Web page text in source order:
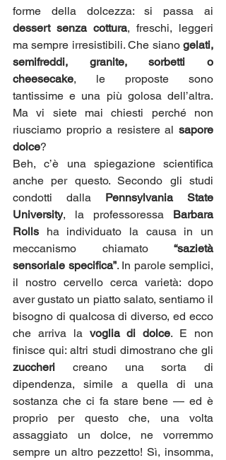
dessert senza cottura, freschi, leggeri
ma sempre irresistibili. Che siano gelati,
semifreddi, granite, sorbetti o
cheesecake, le proposte sono
tantissime e una più golosa dell’altra.
Ma vi siete mai chiesti perché non
riusciamo proprio a resistere al sapore
dolce?
Beh, c’è una spiegazione scientifica
anche per questo. Secondo gli studi
condotti dalla Pennsylvania State
University, la professoressa Barbara
Rolls ha individuato la causa in un
meccanismo chiamato “sazietà
sensoriale specifica”. In parole semplici,
il nostro cervello cerca varietà: dopo
aver gustato un piatto salato, sentiamo il
bisogno di qualcosa di diverso, ed ecco
che arriva la voglia di dolce. E non
zuccheri creano una sorta di
dipendenza, simile a quella di una
sostanza che ci fa stare bene — ed è
proprio per questo che, una volta
assaggiato un dolce, ne vorremmo
sempre un altro pezzetto! Sì, insomma,